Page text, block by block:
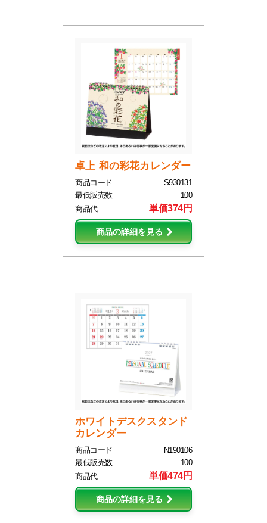
卓上 和の彩花カレンダー
商品コード
S930131
最低販売数
100
商品代
単価374円
商品の詳細を見る
ホワイトデスクスタンド
カレンダー
商品コード
N190106
最低販売数
100
商品代
単価474円
商品の詳細を見る